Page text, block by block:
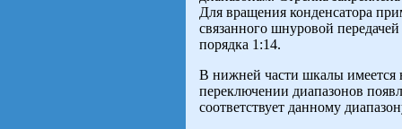
Для вращения конденсатора
связанного шнуровой
порядка 1:14.
В нижней части шкалы имеется
переключении диапазонов
соответствует данному